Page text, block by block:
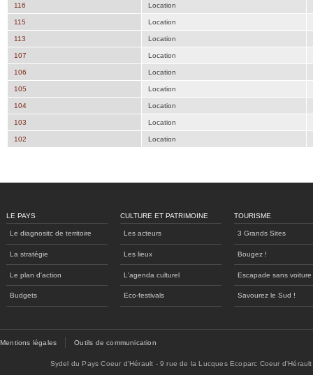
116 Location
115 Location
113 Location
107 Location
106 Location
105 Location
104 Location
103 Location
102 Location
LE PAYS
Le diagnositc de territoire
La stratégie
Le plan d'action
Budgets
CULTURE ET PATRIMOINE
Les acteurs
Les lieux
L'agenda culturel
Eco-festivals
TOURISME
3 Grands Sites
Bougez !
Escapade sans voiture
Savourez le Sud !
Mentions légales Outils de communication
Sydel du Pays Coeur d'Hérault - 9 rue de la Lucques Ecoparc Coeur